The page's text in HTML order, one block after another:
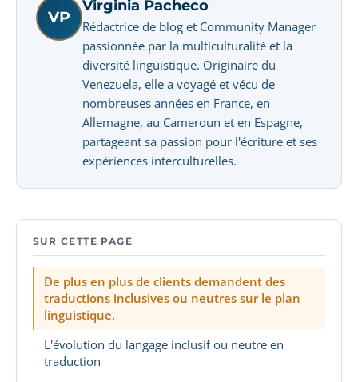
VP
Virginia Pacheco
Rédactrice de blog et Community Manager
passionnée par la multiculturalité et la
diversité linguistique. Originaire du
Venezuela, elle a voyagé et vécu de
nombreuses années en France, en
Allemagne, au Cameroun et en Espagne,
partageant sa passion pour l'écriture et ses
expériences interculturelles.
SUR CETTE PAGE
De plus en plus de clients demandent des
traductions inclusives ou neutres sur le plan
linguistique.
L'évolution du langage inclusif ou neutre en
traduction